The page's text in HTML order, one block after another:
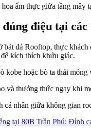
điệu tại các
đá Rooftop, thực
kích thích khứu giác.
kobe hoặc bò ta thái
và thưởng thức ngay khi
cá nhân giữa không gian
tại 80B Trần Phú: Đỉnh